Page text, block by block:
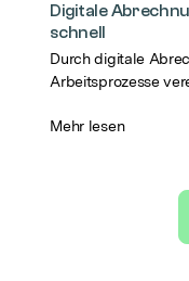
Digitale
schnell
Durch digitale
Arbeitsprozesse
Mehr lesen